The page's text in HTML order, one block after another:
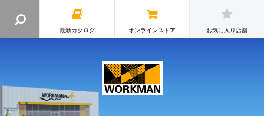
最新カタログ オンラインストア お気に入り店舗